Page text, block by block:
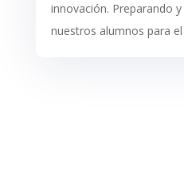
innovación. Preparando
nuestros alumnos para